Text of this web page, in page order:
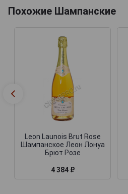
Похожие Шампанские
Leon Launois Brut Rose
Шампанское Леон Лонуа
Брют Розе
4 384 ₽